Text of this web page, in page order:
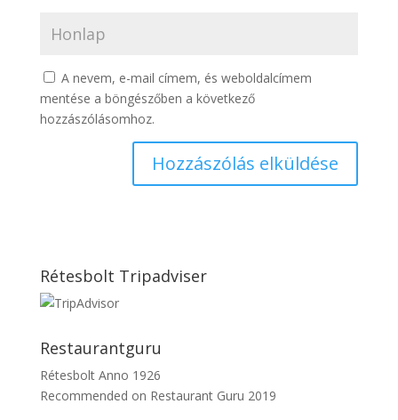
A nevem, e-mail címem, és weboldalcímem
mentése a böngészőben a következő
hozzászólásomhoz.
Rétesbolt Tripadviser
Restaurantguru
Rétesbolt Anno 1926
Recommended on Restaurant Guru 2019